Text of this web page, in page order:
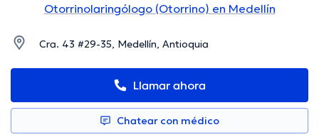
Otorrinolaringólogo (Otorrino) en Medellín
Cra. 43 #29-35, Medellín, Antioquia
Llamar ahora
Chatear con médico